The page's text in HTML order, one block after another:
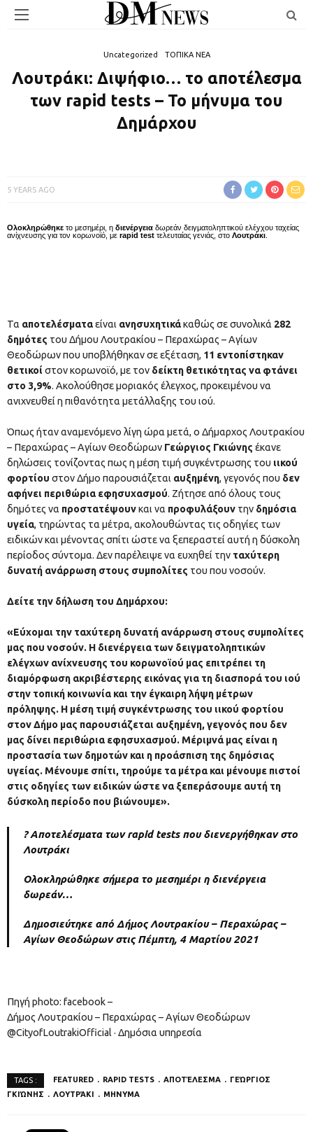
Uncategorized ΤΟΠΙΚΑ ΝΕΑ
Λουτράκι: Διψήφιο… το αποτέλεσμα
των rapid tests – Το μήνυμα του
Δημάρχου
5 YEARS AGO
Ολοκληρώθηκε το μεσημέρι, η διενέργεια δωρεάν δειγματοληπτικού ελέγχου ταχείας
ανίχνευσης για τον κορωνοϊό, με rapid test τελευταίας γενιάς, στο Λουτράκι
Τα αποτελέσματαείναι ανησυχητικάκαθώς σε συνολικά 282
δημότες του Δήμου Λουτρακίου – Περαχώρας – Αγίων
Θεοδώρων που υποβλήθηκαν σε εξέταση, 11 εντοπίστηκαν
θετικοίστον κορωνοϊό, με τον δείκτη θετικότητας να φτάνει
στο 3,9%. Ακολούθησε μοριακός έλεγχος, προκειμένου να
ανιχνευθεί η πιθανότητα μετάλλαξης του ιού.
Όπως ήταν αναμενόμενο λίγη ώρα μετά, ο Δήμαρχος Λουτρακίου
– Περαχώρας – Αγίων Θεοδώρων Γεώργιος Γκιώνης έκανε
δηλώσεις τονίζοντας πως η μέση τιμή συγκέντρωσης του ιικού
φορτίου στον Δήμο παρουσιάζεται αυξημένη, γεγονός που δεν
αφήνει περιθώρια εφησυχασμού. Ζήτησε από όλους τους
δημότες να προστατέψουνκαι να προφυλάξουν την δημόσια
υγεία, τηρώντας τα μέτρα, ακολουθώντας τις οδηγίες των
ειδικών και μένοντας σπίτι ώστε να ξεπεραστεί αυτή η δύσκολη
περίοδος σύντομα. Δεν παρέλειψε να ευχηθεί την ταχύτερη
δυνατή ανάρρωση στους συμπολίτες του που νοσούν.
Δείτε την δήλωση του Δημάρχου:
«Εύχομαι την ταχύτερη δυνατή ανάρρωση στους συμπολίτες
μας που νοσούν. Η διενέργεια των δειγματοληπτικών
ελέγχων ανίχνευσης του κορωνοϊού μας επιτρέπει τη
διαμόρφωση ακριβέστερης εικόνας για τη διασπορά του ιού
στην τοπική κοινωνία και την έγκαιρη λήψη μέτρων
πρόληψης. Η μέση τιμή συγκέντρωσης του ιικού φορτίου
στον Δήμο μας παρουσιάζεται αυξημένη, γεγονός που δεν
μας δίνει περιθώρια εφησυχασμού. Μέριμνά μας είναι η
προστασία των δημοτών και η προάσπιση της δημόσιας
υγείας. Μένουμε σπίτι, τηρούμε τα μέτρα και μένουμε πιστοί
στις οδηγίες των ειδικών ώστε να ξεπεράσουμε αυτή τη
δύσκολη περίοδο που βιώνουμε».
? Αποτελέσματα των rapid tests που διενεργήθηκαν στο
Λουτράκι
Ολοκληρώθηκε σήμερα το μεσημέρι η διενέργεια
δωρεάν…
Δημοσιεύτηκε από Δήμος Λουτρακίου – Περαχώρας –
Αγίων ΘεοδώρωνστιςΠέμπτη, 4 Μαρτίου 2021
Πηγή photo: facebook –
Δήμος Λουτρακίου – Περαχώρας – Αγίων Θεοδώρων
@CityofLoutrakiOfficial · Δημόσια υπηρεσία
TAGS : FEATURED RAPID TESTS ΑΠΟΤΈΛΕΣΜΑ
ΓΕΏΡΓΙΟΣ
ΓΚΙΏΝΗΣ
ΛΟΥΤΡΆΚΙ ΜΗΝΥΜΑ